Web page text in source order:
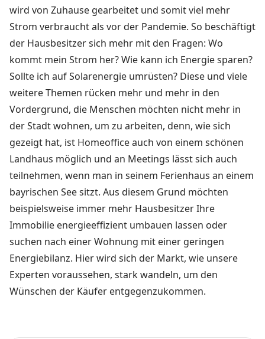
wird von Zuhause gearbeitet und somit viel mehr
Strom verbraucht als vor der Pandemie. So beschäftigt
der Hausbesitzer sich mehr mit den Fragen: Wo
kommt mein Strom her? Wie kann ich Energie sparen?
Sollte ich auf Solarenergie umrüsten? Diese und viele
weitere Themen rücken mehr und mehr in den
Vordergrund, die Menschen möchten nicht mehr in
der Stadt wohnen, um zu arbeiten, denn, wie sich
gezeigt hat, ist Homeoffice auch von einem schönen
Landhaus möglich und an Meetings lässt sich auch
teilnehmen, wenn man in seinem Ferienhaus an einem
bayrischen See sitzt. Aus diesem Grund möchten
beispielsweise immer mehr Hausbesitzer Ihre
Immobilie energieeffizient umbauen lassen oder
suchen nach einer Wohnung mit einer geringen
Energiebilanz. Hier wird sich der Markt, wie unsere
Experten voraussehen, stark wandeln, um den
Wünschen der Käufer entgegenzukommen.